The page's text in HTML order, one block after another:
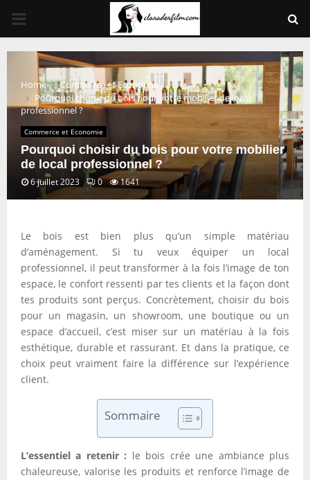
PRIMARY
MENU
Home
Commerce et Economie
Pourquoi choisir du bois pour votre mobilier de local
professionnel ?
Commerce et Economie
Pourquoi choisir du bois pour votre mobilier
de local professionnel ?
6 juillet 2023 0 1641
Le bois est bien plus qu’un simple matériau
d’aménagement. Si tu veux équiper un local
professionnel, il peut transformer à la fois l’image de ton
espace, le confort ressenti par tes clients et la façon dont
tes produits sont perçus. Concrètement, choisir du bois
pour un magasin, un showroom, une boutique ou un
espace d’accueil, c’est miser sur un matériau à la fois
esthétique, durable et rassurant. Et dans la pratique, ce
choix peut vraiment faire la différence sur l’expérience
client.
Sommaire
L’essentiel a retenir : le bois crée une ambiance plus
chaleureuse, valorise les produits et renforce l’image de